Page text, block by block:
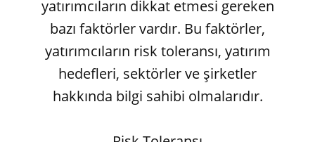
yatırımcıların dikkat etmesi gereken
bazı faktörler vardır. Bu faktörler,
yatırımcıların risk toleransı, yatırım
hedefleri, sektörler ve şirketler
hakkında bilgi sahibi olmalarıdır.